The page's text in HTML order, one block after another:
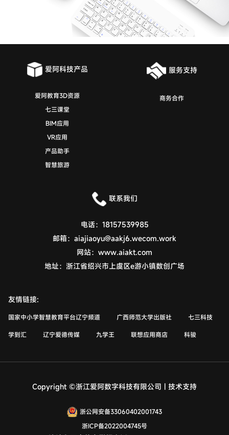
爱阿科技产品
爱阿教育3D资源
七三课堂
BIM应用
VR应用
产品助手
智慧旅游
服务支持
商务合作
联系我们
电话： 18157539985
邮箱： aiajiaoyu@aakj6.wecom.work
网站： www.aiakt.com
地址： 浙江省绍兴市上虞区e游小镇数创广场
友情链接:
国家中小学智慧教育平台辽宁频道 广西师范大学出版社 七三科技
学到汇 辽宁爱德传媒 九学王 联想应用商店 科骏
Copyright ©浙江爱阿数字科技有限公司 | 技术支持
浙公网安备33060402001743
浙ICP备2022004745号